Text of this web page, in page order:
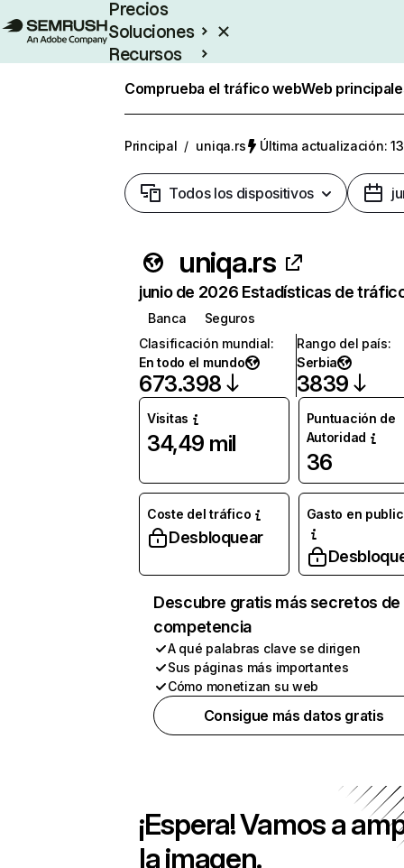
Precios
Soluciones
Recursos
Comprueba el tráfico webWeb
Principal / uniqa.rs Última actualización:
Todos los dispositivos
uniqa.rs
junio de 2026 Estadísticas de
Banca
Seguros
Clasificación mundial:
En todo el mundo
673.398
Rango del país:
Serbia
3839
Visitas
34,49 mil
Puntuación de
Autoridad
36
Coste del tráfico
Desbloquear
Gasto en
Descubre gratis más secretos de
competencia
A qué palabras clave se dirigen
Sus páginas más importantes
Cómo monetizan su web
Consigue más datos gratis
¡Espera! Vamos a
la imagen.